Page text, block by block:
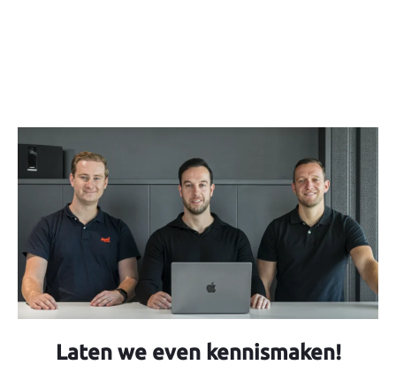
en werkzaamheden.
Laten we even kennismaken!